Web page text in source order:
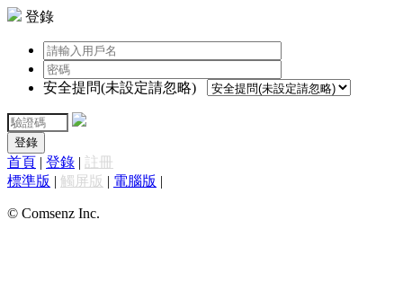
登錄
安全提問(未設定請忽略)
登錄
首頁 | 登錄 | 註冊
標準版 | 觸屏版 | 電腦版 |
© Comsenz Inc.